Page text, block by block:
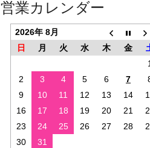
営業カレンダー
2026年 8月
日
月 火 水 木 金
2
3 4 5 6 7
9
10 11 12 13 14
16
17 18 19 20 21
23
24 25 26 27 28
30
31